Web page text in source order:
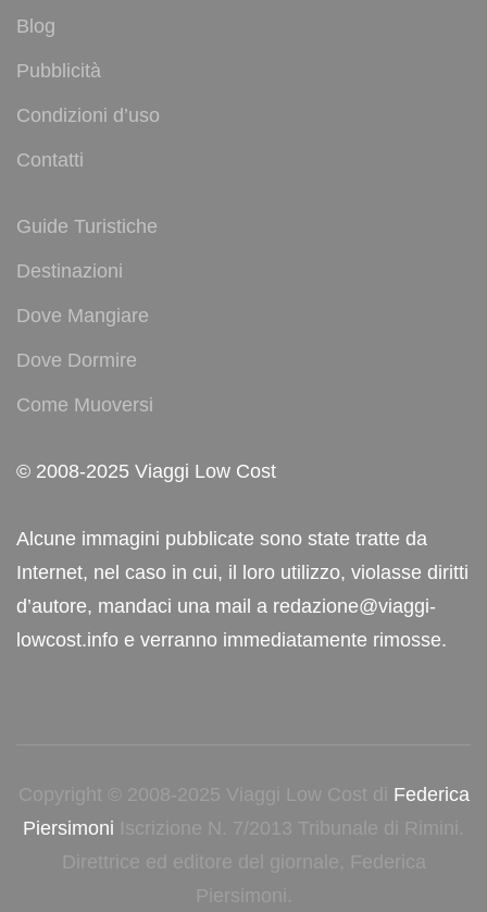
Blog
Pubblicità
Condizioni d’uso
Contatti
Guide Turistiche
Destinazioni
Dove Mangiare
Dove Dormire
Come Muoversi
© 2008-2025 Viaggi Low Cost
Alcune immagini pubblicate sono state tratte da
Internet, nel caso in cui, il loro utilizzo, violasse diritti
d’autore, mandaci una mail a redazione@viaggi-
lowcost.info e verranno immediatamente rimosse.
Copyright © 2008-2025 Viaggi Low Cost di Federica
Piersimoni Iscrizione N. 7/2013 Tribunale di Rimini.
Direttrice ed editore del giornale, Federica
Piersimoni.